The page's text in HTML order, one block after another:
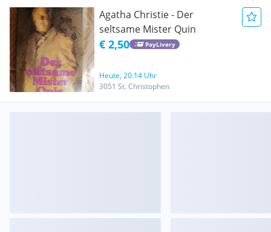
Agatha Christie - Der
seltsame Mister Quin
€ 2,50 PayLivery
Heute, 20:14 Uhr
3051 St. Christophen